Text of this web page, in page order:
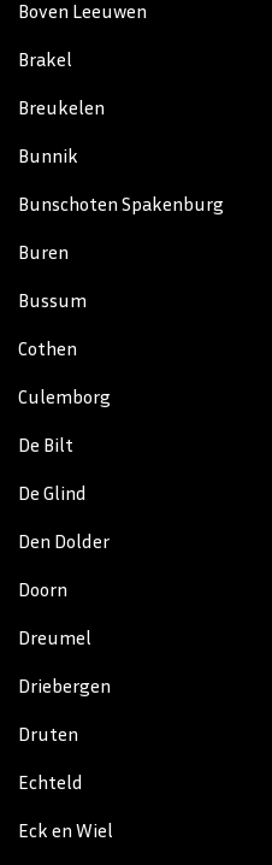
Boven Leeuwen
Brakel
Breukelen
Bunnik
Bunschoten Spakenburg
Buren
Bussum
Cothen
Culemborg
De Bilt
De Glind
Den Dolder
Doorn
Dreumel
Driebergen
Druten
Echteld
Eck en Wiel